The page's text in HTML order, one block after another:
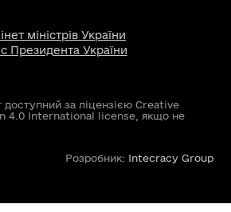
міністрів України
Президента України
за ліцензією Creative
4.0 International license, якщо не
Розробник: Intecracy Group